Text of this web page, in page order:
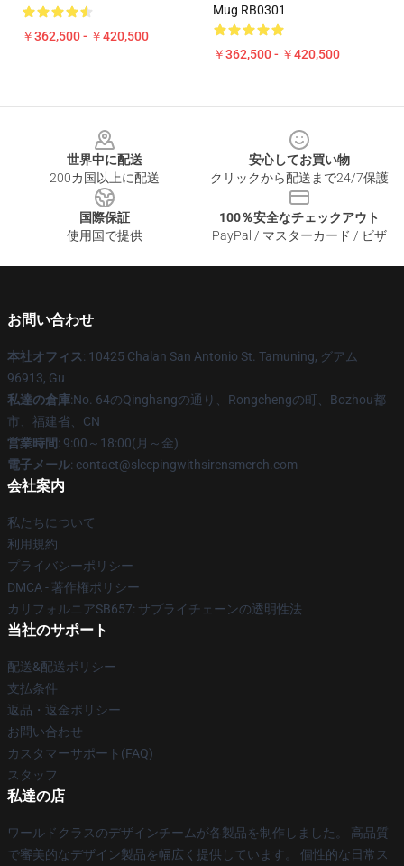
￥362,500 - ￥420,500
Mug RB0301
￥362,500 - ￥420,500
世界中に配送
200カ国以上に配送
安心してお買い物
クリックから配送まで24/7保護
国際保証
使用国で提供
100％安全なチェックアウト
PayPal / マスターカード / ビザ
お問い合わせ
本社オフィス: 10425 Chalan San Antonio St. Tamuning, グアム
96913, Gu
私達の倉庫:No. 64のQinghangの通り、Rongchengの町、Bozhou都
市、福建省、CN
営業時間: 9:00～18:00(月～金)
電子メール: contact@sleepingwithsirensmerch.com
会社案内
私たちについて
利用規約
プライバシーポリシー
DMCA - 著作権ポリシー
カリフォルニアSB657: サプライチェーンの透明性法
当社のサポート
配送&配送ポリシー
支払条件
返品・返金ポリシー
お問い合わせ
カスタマーサポート(FAQ)
スタッフ
私達の店
ワールドクラスのデザインチームが各製品を制作しました。 高品質
で審美的なデザイン製品を幅広く提供しています。 個性的な日常ス